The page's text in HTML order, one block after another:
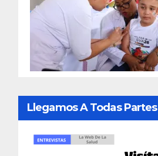
Llegamos A Todas Partes